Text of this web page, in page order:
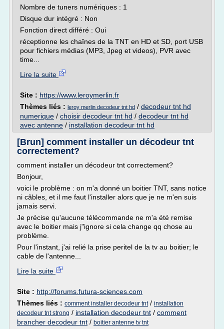
Nombre de tuners numériques : 1
Disque dur intégré : Non
Fonction direct différé : Oui
réceptionne les chaînes de la TNT en HD et SD, port USB
pour fichiers médias (MP3, Jpeg et videos), PVR avec
time...
Lire la suite
Site : https://www.leroymerlin.fr
Thèmes liés : leroy merlin decodeur tnt hd / decodeur tnt hd
numerique / choisir decodeur tnt hd / decodeur tnt hd
avec antenne / installation decodeur tnt hd
[Brun] comment installer un décodeur tnt
correctement?
comment installer un décodeur tnt correctement?
Bonjour,
voici le problème : on m'a donné un boitier TNT, sans notice
ni câbles, et il me faut l'installer alors que je ne m'en suis
jamais servi.
Je précise qu'aucune télécommande ne m'a été remise
avec le boitier mais j"ignore si cela change qq chose au
problème.
Pour l'instant, j'ai relié la prise peritel de la tv au boitier; le
cable de l'antenne...
Lire la suite
Site : http://forums.futura-sciences.com
Thèmes liés : comment installer decodeur tnt/ installation
decodeur tnt strong / installation decodeur tnt / comment
brancher decodeur tnt / boitier antenne tv tnt